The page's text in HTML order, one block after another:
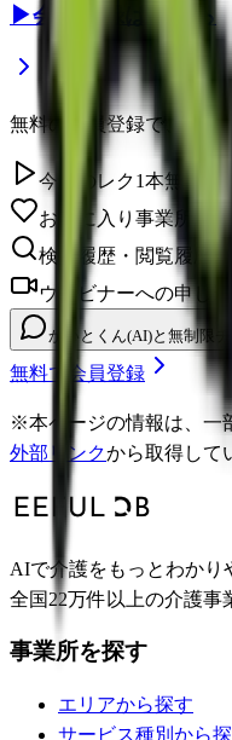
▶会員登録はこちら
無料の会員登録で、さら
今日のレク1本無料視聴
お気に入り事業所を
検索履歴・閲覧履歴の
ウェビナーへの申し
かいとくん(AI)と無制限チ
無料で会員登録
※本ページの情報は、一
外部リンクから取得して
AIで介護をもっとわかり
全国22万件以上の介護事
事業所を探す
エリアから探す
サービス種別から